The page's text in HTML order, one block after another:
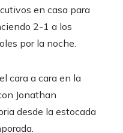
en casa para
2-1 a los
por la noche.
cara a cara en la
Jonathan
desde la estocada